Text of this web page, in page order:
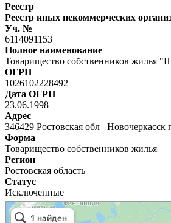
Реестр
Реестр иных некоммерческих
Уч. №
6114091153
Полное наименование
Товарищество собственников
ОГРН
1026102228492
Дата ОГРН
23.06.1998
Адрес
346429 Ростовская обл
Форма
Товарищество собственников жилья
Регион
Ростовская область
Статус
Исключенные